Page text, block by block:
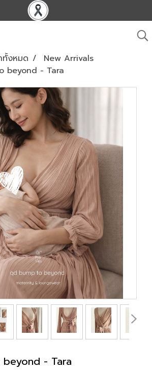
ทั้งหมด
New Arrivals
beyond - Tara
- Tara